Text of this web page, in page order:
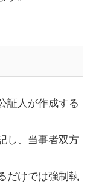
証人が作成する
し、当事者双方
だけでは強制執